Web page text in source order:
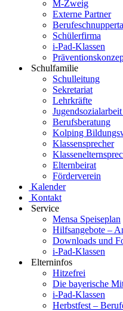
M-Zweig
Externe Partner
Schülerfirma
i-Pad-Klassen
Schulfamilie
Schulleitung
Sekretariat
Lehrkräfte
Berufsberatung
Kolping
Klassensprecher
Elternbeirat
Förderverein
Kalender
Kontakt
Service
Mensa Speiseplan
Hilfsangebote –
Downloads und
i-Pad-Klassen
Elterninfos
Hitzefrei
Die bayerische
i-Pad-Klassen
Herbstfest –